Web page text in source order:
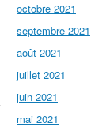
octobre 2021
septembre 2021
août 2021
juillet 2021
juin 2021
mai 2021